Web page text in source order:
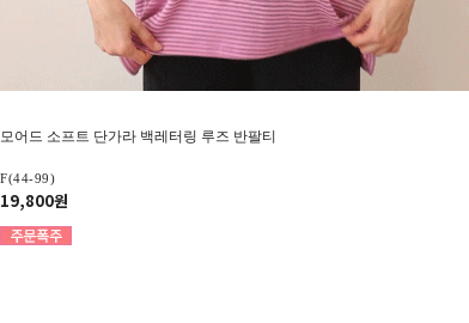
모어드 소프트 단가라 백레터링 루즈 반팔티
F(44-99)
19,800원